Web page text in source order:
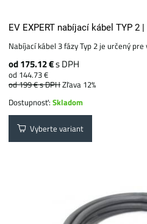
EV EXPERT nabíjací kábel TYP 2
Nabíjací kábel 3 fázy Typ 2 je určený pre
od 175.12 €s DPH
od 144.73 €
od 199 €s DPHZľava 12%
Dostupnosť:Skladom
Vyberte variant